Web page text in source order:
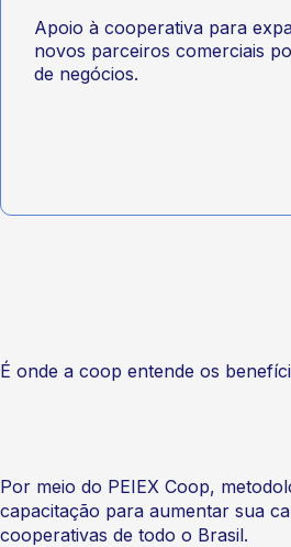
Apoio à cooperativa para
novos parceiros comerciais
de negócios.
É onde a coop entende os
Por meio do PEIEX Coop,
capacitação para aumentar sua
cooperativas de todo o Brasil.